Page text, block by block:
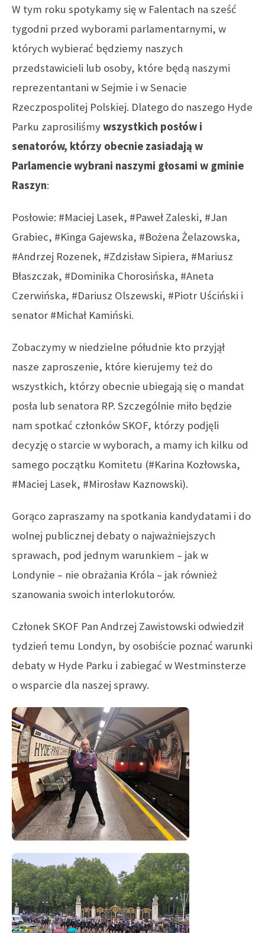
W tym roku spotykamy się w Falentach na sześć
tygodni przed wyborami parlamentarnymi, w
których wybierać będziemy naszych
przedstawicieli lub osoby, które będą naszymi
reprezentantani w Sejmie i w Senacie
Rzeczpospolitej Polskiej. Dlatego do naszego Hyde
Parku zaprosiliśmywszystkich posłów i
senatorów, którzy obecnie zasiadają w
Parlamencie wybrani naszymi głosami w gminie
Raszyn:
Posłowie: #Maciej Lasek, #Paweł Zaleski, #Jan
Grabiec, #Kinga Gajewska, #Bożena Żelazowska,
#Andrzej Rozenek, #Zdzisław Sipiera, #Mariusz
Błaszczak, #Dominika Chorosińska, #Aneta
Czerwińska, #Dariusz Olszewski, #Piotr Uściński i
senator #Michał Kamiński.
Zobaczymy w niedzielne półudnie kto przyjął
nasze zaproszenie, które kierujemy też do
wszystkich, którzy obecnie ubiegają się o mandat
posła lub senatora RP. Szczególnie miło będzie
nam spotkać członków SKOF, którzy podjęli
decyzję o starcie w wyborach, a mamy ich kilku od
samego początku Komitetu (#Karina Kozłowska,
#Maciej Lasek, #Mirosław Kaznowski).
Gorąco zapraszamy na spotkania kandydatami i do
wolnej publicznej debaty o najważniejszych
sprawach, pod jednym warunkiem – jak w
Londynie – nie obrażania Króla – jak również
szanowania swoich interlokutorów.
Członek SKOF Pan Andrzej Zawistowski odwiedził
tydzień temu Londyn, by osobiście poznać warunki
debaty w Hyde Parku i zabiegać w Westminsterze
o wsparcie dla naszej sprawy.